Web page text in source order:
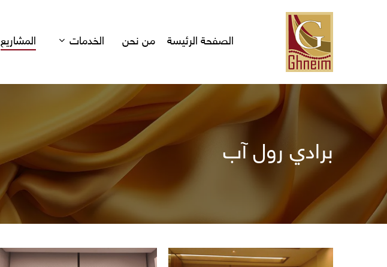
الصفحة الرئيسة من نحن الخدمات المشاريع
برادي رول آب